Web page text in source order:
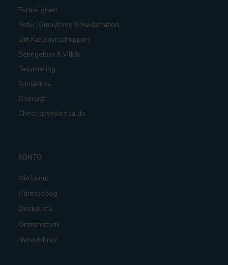
Fortrolighed
Retur, Ombytning & Reklamation
Om Kæledyrsshoppen
Betingelser & Vilkår
Returnering
Kontakt os
Oversigt
Check gavekort saldo
KONTO
Min konto
Adressebog
Ønskeliste
Ordrehistorik
Nyhedsbrev